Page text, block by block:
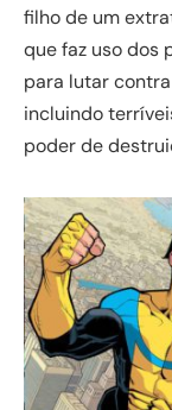
filho de um
que faz uso dos
para lutar
incluindo
poder de